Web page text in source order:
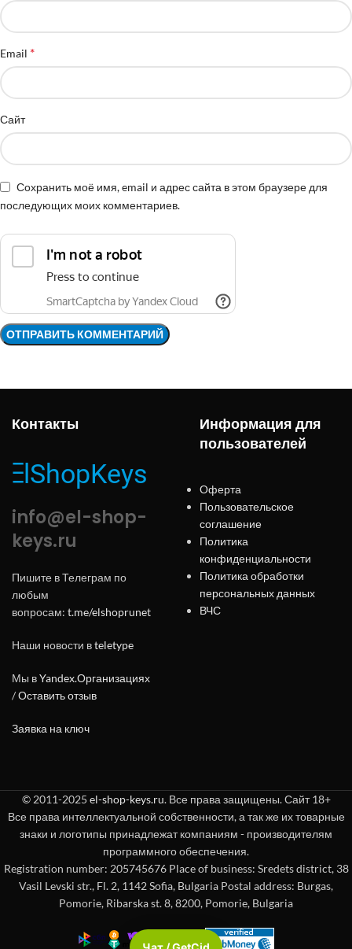
Email *
Сайт
Сохранить моё имя, email и адрес сайта в этом браузере для
последующих моих комментариев.
Контакты
info@el-shop-
keys.ru
Пишите в Телеграм по
любым
вопросам: t.me/elshoprunet
Наши новости вteletype
Мы вYandex.Организациях
/Оставить отзыв
Заявка на ключ
Информация для
пользователей
Оферта
Пользовательское
соглашение
Политика
конфиденциальности
Политика обработки
персональных данных
ВЧС
© 2011-2025 el-shop-keys.ru. Все права защищены. Сайт 18+
Все права интеллектуальной собственности, а так же их товарные
знаки и логотипы принадлежат компаниям - производителям
программного обеспечения.
Registration number: 205745676 Place of business: Sredets district, 38
Vasil Levski str., Fl. 2, 1142 Sofia, Bulgaria Postal address: Burgas,
Pomorie, Ribarska st. 8, 8200, Pomorie, Bulgaria